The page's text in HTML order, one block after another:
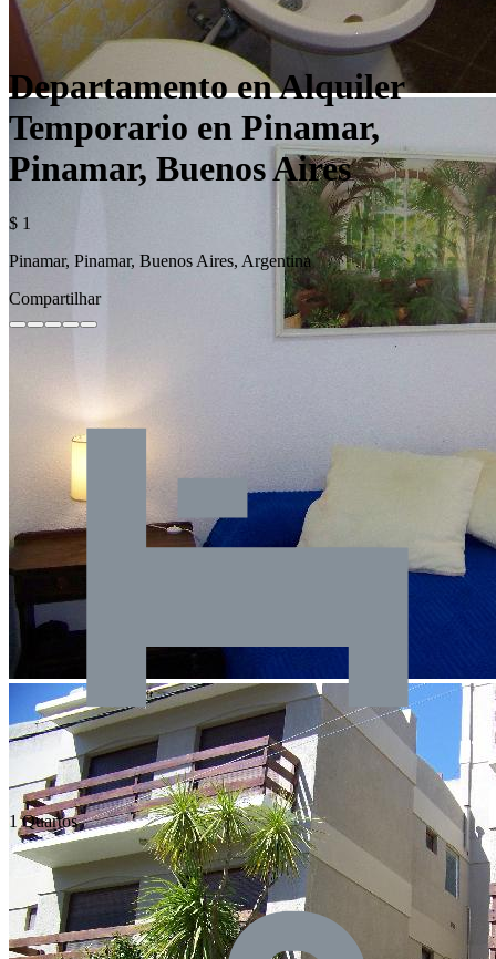
Departamento en Alquiler
Temporario en Pinamar,
Pinamar, Buenos Aires
$ 1
Pinamar, Pinamar, Buenos Aires, Argentina
Compartilhar
1 Quartos